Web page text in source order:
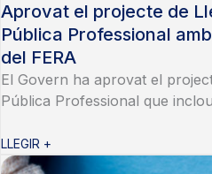
Aprovat el projecte de
Pública Professional
del FERA
El Govern ha aprovat el
Pública Professional que
LLEGIR +